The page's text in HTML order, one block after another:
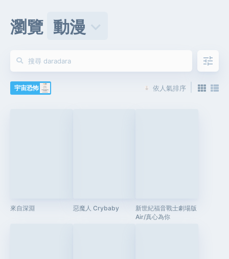
瀏覽 動漫 keyboard_arrow_down
tune
宇宙恐怖 依人氣排序
來自深淵 惡魔人 Crybaby
新世紀福音戰士劇場版
Air/真心為你